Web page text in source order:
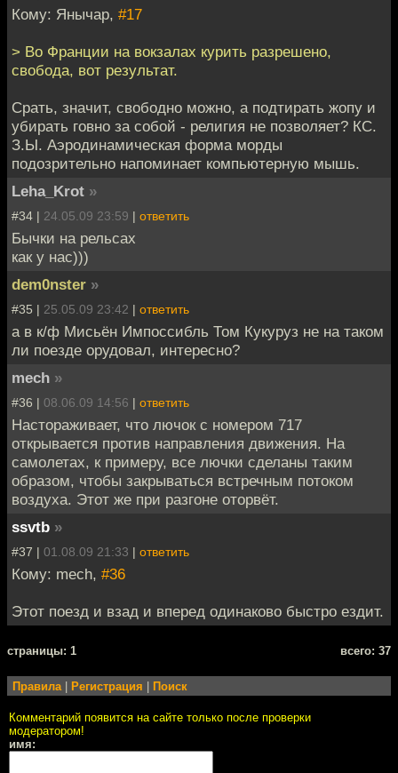
Кому: Янычар, #17
> Во Франции на вокзалах курить разрешено,
свобода, вот результат.
Срать, значит, свободно можно, а подтирать жопу и
убирать говно за собой - религия не позволяет? КС.
З.Ы. Аэродинамическая форма морды
подозрительно напоминает компьютерную мышь.
Leha_Krot »
#34 | 24.05.09 23:59 | ответить
Бычки на рельсах
как у нас)))
dem0nster »
#35 | 25.05.09 23:42 | ответить
а в к/ф Мисьён Импоссибль Том Кукуруз не на таком
ли поезде орудовал, интересно?
mech »
#36 | 08.06.09 14:56 | ответить
Настораживает, что лючок с номером 717
открывается против направления движения. На
самолетах, к примеру, все лючки сделаны таким
образом, чтобы закрываться встречным потоком
воздуха. Этот же при разгоне оторвёт.
ssvtb »
#37 | 01.08.09 21:33 | ответить
Кому: mech, #36
Этот поезд и взад и вперед одинаково быстро ездит.
cтраницы: 1 всего: 37
Правила| Регистрация Поиск
Комментарий появится на сайте только после проверки
модератором!
имя: